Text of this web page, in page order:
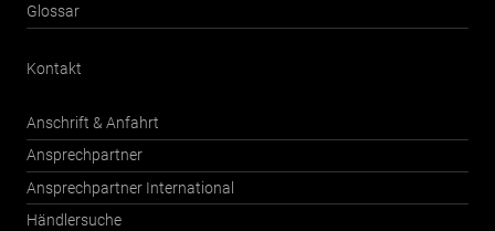
Glossar
Kontakt
Anschrift & Anfahrt
Ansprechpartner
Ansprechpartner International
Händlersuche